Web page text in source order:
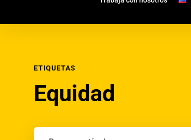
ETIQUETAS
Equidad